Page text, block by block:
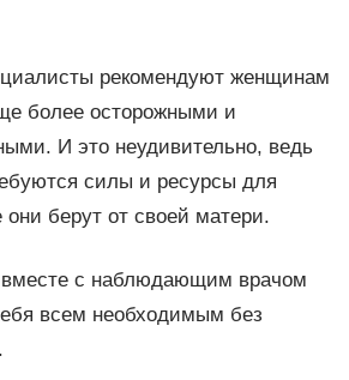
рекомендуют женщинам
более осторожными и
И это неудивительно, ведь
силы и ресурсы для
они берут от своей матери.
с наблюдающим врачом
всем необходимым без